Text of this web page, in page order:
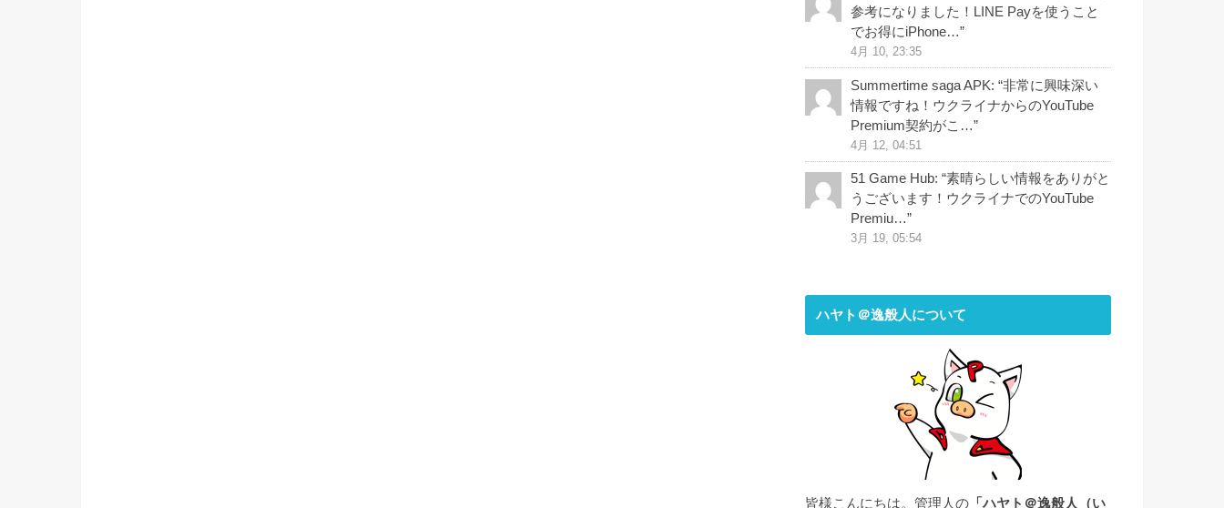
参考になりました！LINE Payを使うこと
でお得にiPhone…”
4月 10, 23:35
Summertime saga APK: “非常に興味深い
情報ですね！ウクライナからのYouTube
Premium契約がこ…”
4月 12, 04:51
51 Game Hub: “素晴らしい情報をありがと
うございます！ウクライナでのYouTube
Premiu…”
3月 19, 05:54
ハヤト＠逸般人について
皆様こんにちは。管理人の 「ハヤト＠逸般人（い